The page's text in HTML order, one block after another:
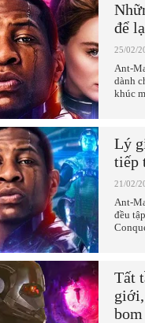
để
25/02/
Ant-
dành
khúc
Lý
tiếp
21/02/
Ant-
đều
Tất